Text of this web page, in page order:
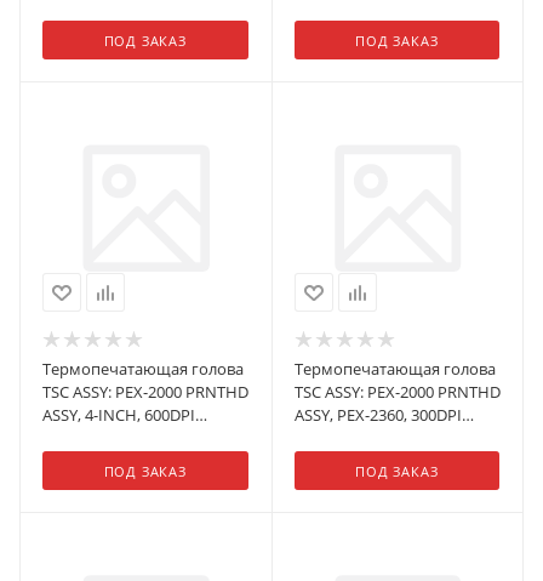
ENTERPRISEПОД ЗАКАЗ ПОД ЗАКАЗ
Термопечатающая голова
TSC ASSY: PEX-2000 PRNTHD
ASSY, 4-INCH, 600DPI
ПОД ЗАКАЗ
Термопечатающая голова
TSC ASSY: PEX-2000 PRNTHD
ASSY, PEX-2360, 300DPI
ПОД ЗАКАЗ